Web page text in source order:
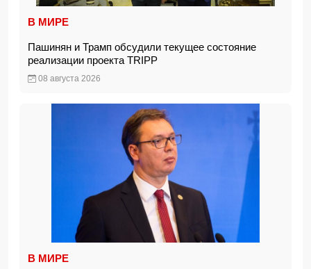
В МИРЕ
Пашинян и Трамп обсудили текущее состояние
реализации проекта TRIPP
08 августа 2026
В МИРЕ